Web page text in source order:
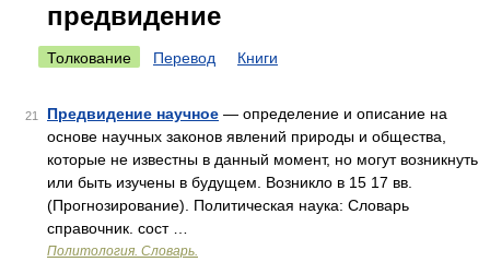
предвидение
Толкование Перевод Книги
21 Предвидение научное — определение и описание на
основе научных законов явлений природы и общества,
которые не известны в данный момент, но могут возникнуть
или быть изучены в будущем. Возникло в 15 17 вв.
(Прогнозирование). Политическая наука: Словарь
справочник. сост …
Политология. Словарь.